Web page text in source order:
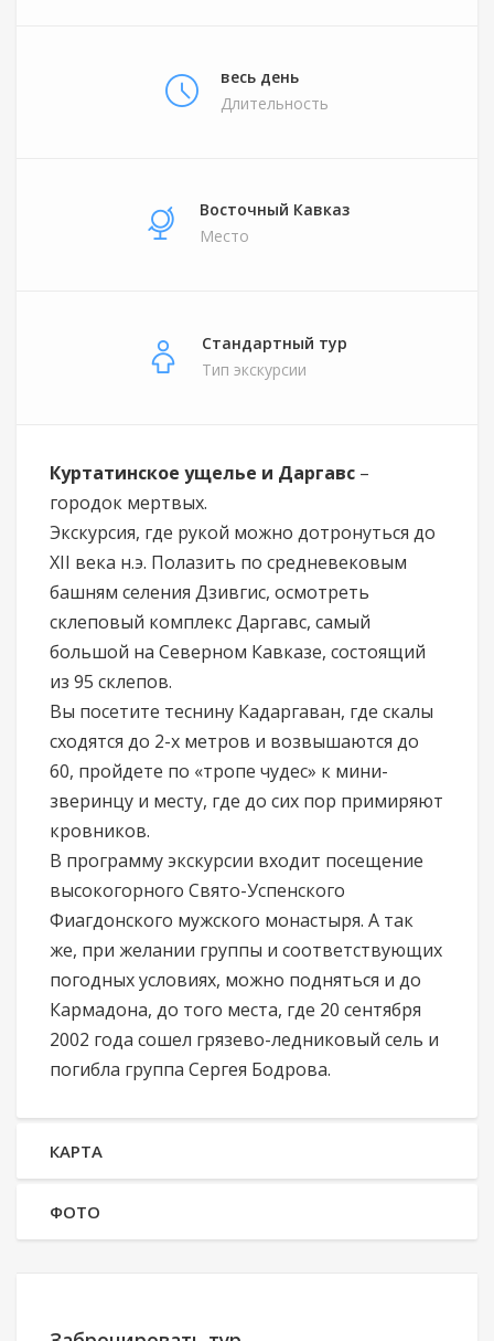
весь день
Длительность
Восточный Кавказ
Место
Стандартный тур
Тип экскурсии
Куртатинское ущелье и Даргавс –
городок мертвых.
Экскурсия, где рукой можно дотронуться до
XII века н.э. Полазить по средневековым
башням селения Дзивгис, осмотреть
склеповый комплекс Даргавс, самый
большой на Северном Кавказе, состоящий
из 95 склепов.
Вы посетите теснину Кадаргаван, где скалы
сходятся до 2-х метров и возвышаются до
60, пройдете по «тропе чудес» к мини-
зверинцу и месту, где до сих пор примиряют
кровников.
В программу экскурсии входит посещение
высокогорного Свято-Успенского
Фиагдонского мужского монастыря. А так
же, при желании группы и соответствующих
погодных условиях, можно подняться и до
Кармадона, до того места, где 20 сентября
2002 года сошел грязево-ледниковый сель и
погибла группа Сергея Бодрова.
КАРТА
ФОТО